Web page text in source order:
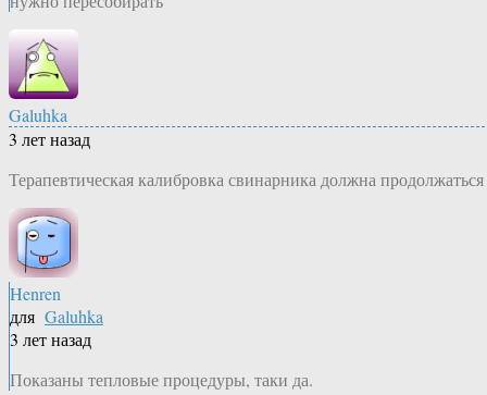
Galuhka
3 лет назад
Терапевтическая калибровка свинарника должна продолжаться
Henren
для Galuhka
3 лет назад
Показаны тепловые процедуры, таки да.